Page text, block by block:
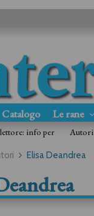
Catalogo Le rane
info per Autori
Elisa Deandrea